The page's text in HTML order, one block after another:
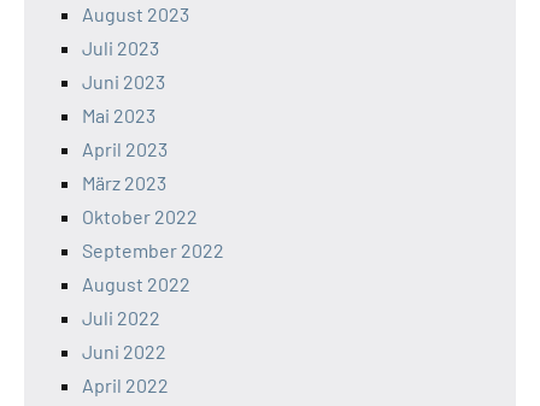
August 2023
Juli 2023
Juni 2023
Mai 2023
April 2023
März 2023
Oktober 2022
September 2022
August 2022
Juli 2022
Juni 2022
April 2022